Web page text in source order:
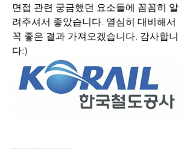
면접 관련 궁금했던 요소들에 꼼꼼히 알
려주셔서 좋았습니다. 열심히 대비해서
꼭 좋은 결과 가져오겠습니다. 감사합니
다:)